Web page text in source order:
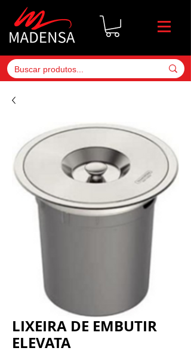
LIXEIRA DE EMBUTIR
ELEVATA